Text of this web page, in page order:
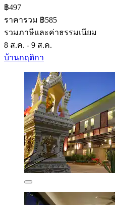
฿497
ราคารวม ฿585
รวมภาษีและค่าธรรมเนียม
8 ส.ค. - 9 ส.ค.
บ้านกฤติกา